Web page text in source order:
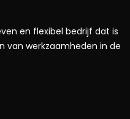
en flexibel bedrijf dat is
van werkzaamheden in de